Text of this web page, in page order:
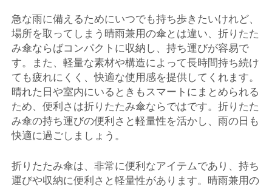
急な雨に備えるためにいつでも持ち歩きたいけれど、
場所を取ってしまう晴雨兼用の傘とは違い、折りたた
み傘ならばコンパクトに収納し、持ち運びが容易で
す。また、軽量な素材や構造によって長時間持ち続け
ても疲れにくく、快適な使用感を提供してくれます。
晴れた日や室内にいるときもスマートにまとめられる
ため、便利さは折りたたみ傘ならではです。折りたた
み傘の持ち運びの便利さと軽量性を活かし、雨の日も
快適に過ごしましょう。
折りたたみ傘は、非常に便利なアイテムであり、持ち
運びや収納に便利さと軽量性があります。晴雨兼用の